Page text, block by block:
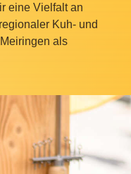
eine Vielfalt an
Kuh- und
als